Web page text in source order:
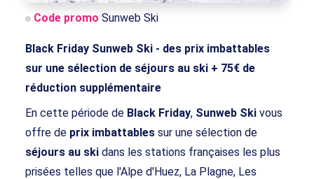
Code promo Sunweb Ski
Black Friday Sunweb Ski - des prix imbattables
sur une sélection de séjours au ski + 75€ de
réduction supplémentaire
En cette période de Black Friday, Sunweb Ski vous
offre de prix imbattables sur une sélection de
séjours au ski dans les stations françaises les plus
prisées telles que l'Alpe d'Huez, La Plagne, Les